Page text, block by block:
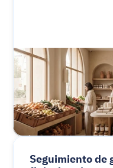
Seguimiento de